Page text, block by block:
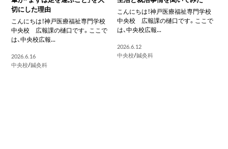
切にした理由
こんにちは！神戸医療福祉専門学校
中央校 広報課の樋口です。ここで
は、中央校広報...
2026.6.16
中央校/鍼灸科
こんにちは！神戸医療福祉専門学校
中央校 広報課の樋口です。ここで
は、中央校広報...
2026.6.12
中央校/鍼灸科